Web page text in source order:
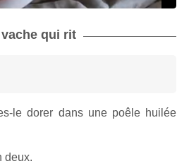
qui rit
le dorer dans une poêle huilée
deux.